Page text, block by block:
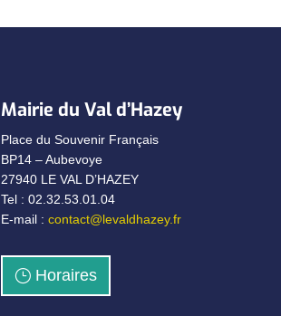
Mairie du Val d’Hazey
Place du Souvenir Français
BP14 – Aubevoye
27940 LE VAL D’HAZEY
Tel : 02.32.53.01.04
E-mail :contact@levaldhazey.fr
Horaires